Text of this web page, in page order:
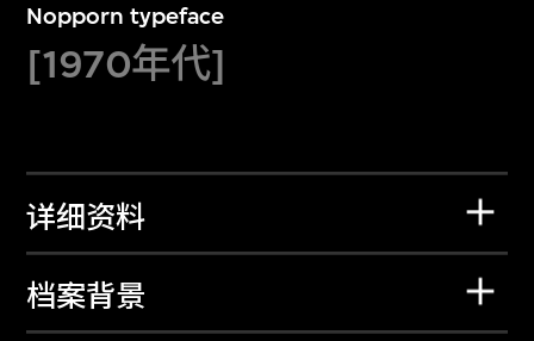
Nopporn typeface
[1970年代]
详细资料
档案背景